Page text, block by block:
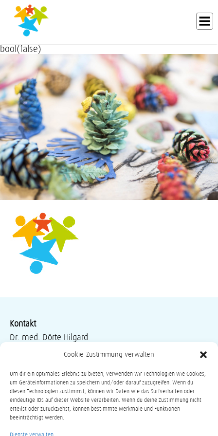
Cookie-Zustimmung verwalten
Um dir ein optimales Erlebnis zu bieten, verwenden wir Technologien wie Cookies,
um Geräteinformationen zu speichern und/oder darauf zuzugreifen. Wenn du
diesen Technologien zustimmst, können wir Daten wie das Surfverhalten oder
eindeutige IDs auf dieser Website verarbeiten. Wenn du deine Zustimmung nicht
erteilst oder zurückziehst, können bestimmte Merkmale und Funktionen
beeinträchtigt werden.
Dienste verwalten
AKTUELLES/VERANSTALTUNGEN
ALTERSGRUPPEN UNSER TEAM TERMINE/REZEPTE
STELLENANGEBOTE, FAMULATUREN UND WEITERBILDUNG LINKS / KOOPERATIONEN
DIABETES-ELTERNSCHULUNG
bool(false)
Kontakt
Dr. med. Dörte Hilgard
Kinder- und Jugendärztin
Psychosomatische Grundversorgung
Anthroposophische Medizin
Bahnhofstr. 54, 58452 Witten
Tel.:02302-56030
Fax: 02302-276648